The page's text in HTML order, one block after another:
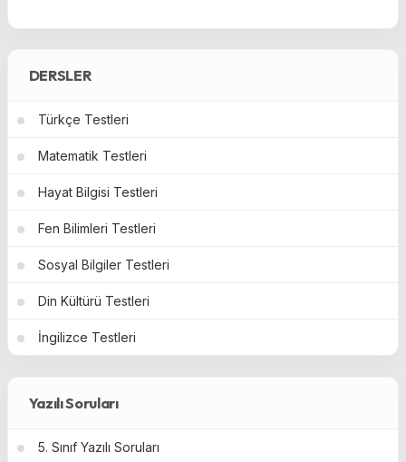
DERSLER
Türkçe Testleri
Matematik Testleri
Hayat Bilgisi Testleri
Fen Bilimleri Testleri
Sosyal Bilgiler Testleri
Din Kültürü Testleri
İngilizce Testleri
Yazılı Soruları
5. Sınıf Yazılı Soruları